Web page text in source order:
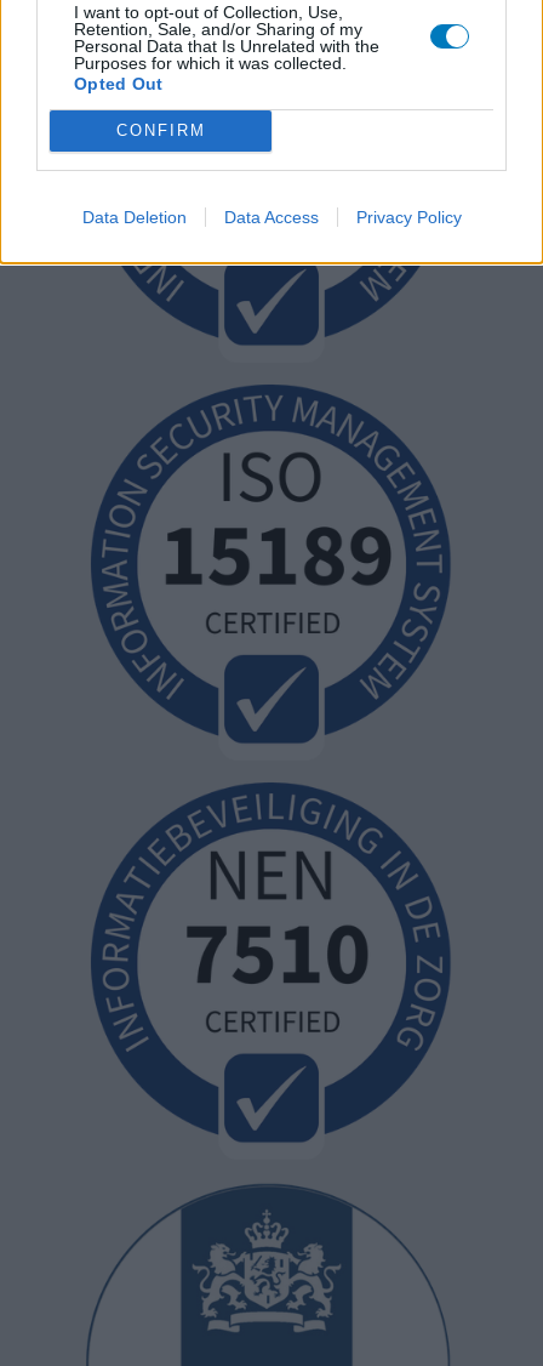
I want to opt-out of Collection, Use,
Retention, Sale, and/or Sharing of my
Personal Data that Is Unrelated with the
Purposes for which it was collected.
Opted Out
CONFIRM
Data Deletion Data Access Privacy Policy